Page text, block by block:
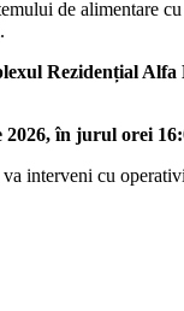
de alimentare
Rezidențial
2026, în jurul orei
interveni cu